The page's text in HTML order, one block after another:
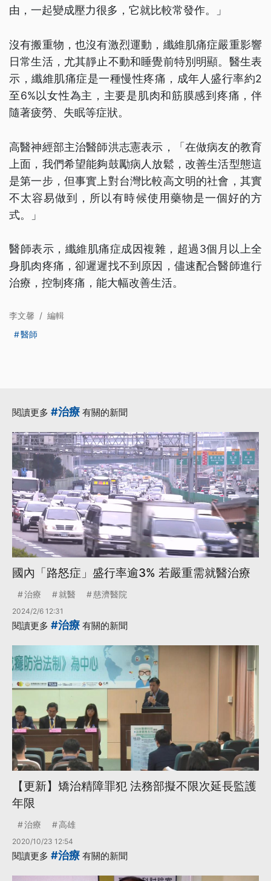
由，一起變成壓力很多，它就比較常發作。」
沒有搬重物，也沒有激烈運動，纖維肌痛症嚴重影響
日常生活，尤其靜止不動和睡覺前特別明顯。醫生表
示，纖維肌痛症是一種慢性疼痛，成年人盛行率約2
至6%以女性為主，主要是肌肉和筋膜感到疼痛，伴
隨著疲勞、失眠等症狀。
高醫神經部主治醫師洪志憲表示，「在做病友的教育
上面，我們希望能夠鼓勵病人放鬆，改善生活型態這
是第一步，但事實上對台灣比較高文明的社會，其實
不太容易做到，所以有時候使用藥物是一個好的方
式。」
醫師表示，纖維肌痛症成因複雜，超過3個月以上全
身肌肉疼痛，卻遲遲找不到原因，儘速配合醫師進行
治療，控制疼痛，能大幅改善生活。
李文馨 / 編輯
醫師
閱讀更多 #治療 有關的新聞
國內「路怒症」盛行率逾3% 若嚴重需就醫治療
治療 就醫 慈濟醫院
2024/2/6 12:31
閱讀更多 #治療 有關的新聞
【更新】矯治精障罪犯 法務部擬不限次延長監護
年限
治療 高雄
2020/10/23 12:54
閱讀更多 #治療 有關的新聞